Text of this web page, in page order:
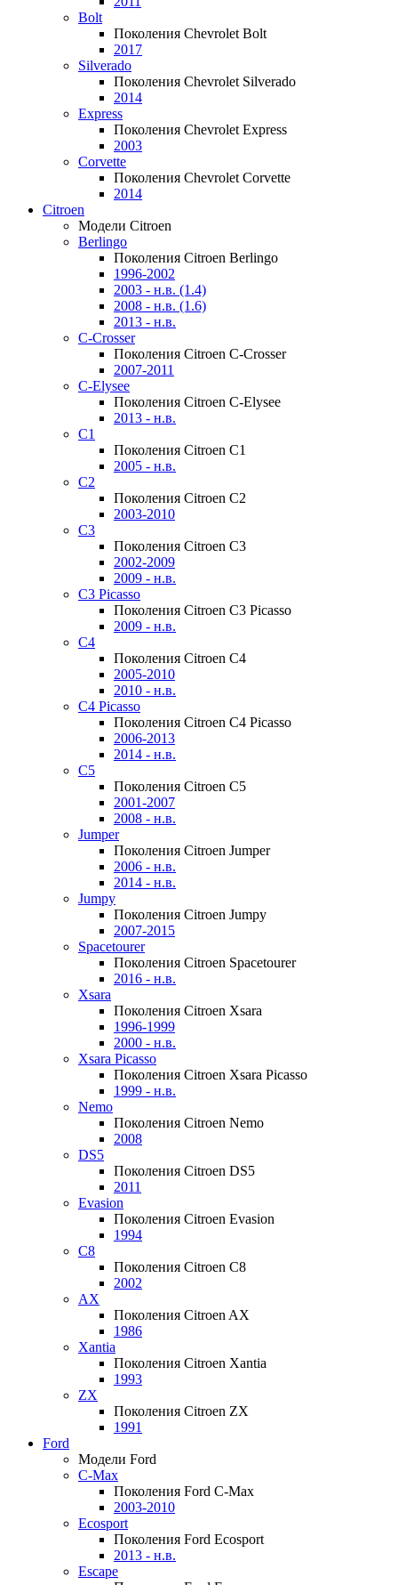
Bolt
Поколения Chevrolet Bolt
2017
Silverado
Поколения Chevrolet Silverado
2014
Express
Поколения Chevrolet Express
2003
Corvette
Поколения Chevrolet Corvette
2014
Citroen
Модели Citroen
Berlingo
Поколения Citroen Berlingo
1996-2002
2003 - н.в. (1.4)
2008 - н.в. (1.6)
2013 - н.в.
C-Crosser
Поколения Citroen C-Crosser
2007-2011
C-Elysee
Поколения Citroen C-Elysee
2013 - н.в.
C1
Поколения Citroen C1
2005 - н.в.
C2
Поколения Citroen C2
2003-2010
C3
Поколения Citroen C3
2002-2009
2009 - н.в.
C3 Picasso
Поколения Citroen C3 Picasso
2009 - н.в.
C4
Поколения Citroen C4
2005-2010
2010 - н.в.
C4 Picasso
Поколения Citroen C4 Picasso
2006-2013
2014 - н.в.
C5
Поколения Citroen C5
2001-2007
2008 - н.в.
Jumper
Поколения Citroen Jumper
2006 - н.в.
2014 - н.в.
Jumpy
Поколения Citroen Jumpy
2007-2015
Spacetourer
Поколения Citroen Spacetourer
2016 - н.в.
Xsara
Поколения Citroen Xsara
1996-1999
2000 - н.в.
Xsara Picasso
Поколения Citroen Xsara Picasso
1999 - н.в.
Nemo
Поколения Citroen Nemo
2008
DS5
Поколения Citroen DS5
2011
Evasion
Поколения Citroen Evasion
1994
C8
Поколения Citroen C8
2002
AX
Поколения Citroen AX
1986
Xantia
Поколения Citroen Xantia
1993
ZX
Поколения Citroen ZX
1991
Ford
Модели Ford
C-Max
Поколения Ford C-Max
2003-2010
Ecosport
Поколения Ford Ecosport
2013 - н.в.
Escape